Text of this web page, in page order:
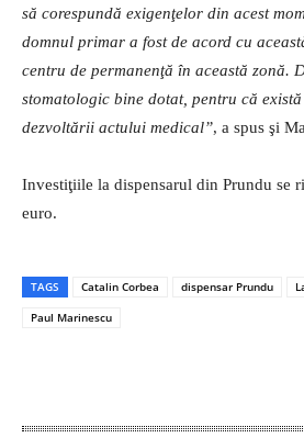
să corespundă exigenţelor din acest
domnul primar a fost de acord cu
centru de permanenţă în această zonă.
stomatologic bine dotat, pentru că
dezvoltării actului medical”, a spus şi
Investiţiile la dispensarul din Prundu se
euro.
TAGS Catalin Corbea dispensar Prundu
Paul Marinescu